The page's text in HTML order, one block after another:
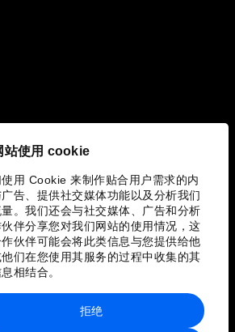
站使用 cookie
用 Cookie 来制作贴合用户需求的内
告、提供社交媒体功能以及分析我们
。我们还会与社交媒体、广告和分析
伴分享您对我们网站的使用情况，这
伙伴可能会将此类信息与您提供给他
们在您使用其服务的过程中收集的其
相结合。
拒绝